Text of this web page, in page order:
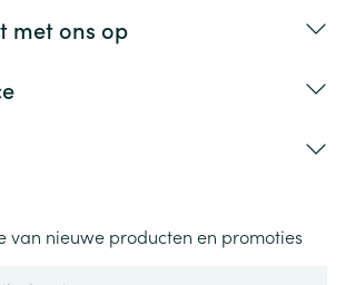
met ons op
van nieuwe producten en promoties